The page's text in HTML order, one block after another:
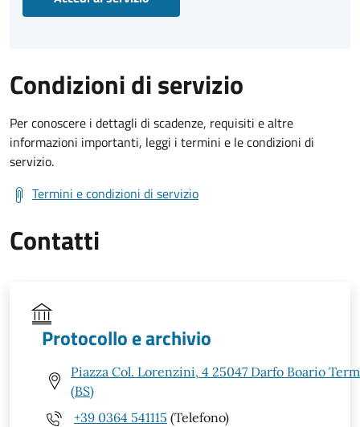
Condizioni di servizio
Per conoscere i dettagli di scadenze, requisiti e altre
informazioni importanti, leggi i termini e le condizioni di
servizio.
Termini e condizioni di servizio
Contatti
Protocollo e archivio
Piazza Col. Lorenzini, 4 25047 Darfo Boario
(BS)
+39 0364 541115 (Telefono)